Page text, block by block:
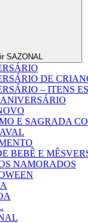
SAZONAL
DE
– ITENS
E SAGRADA
BEBÊ E
NAMORADOS